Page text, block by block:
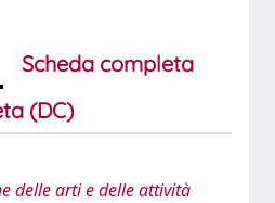
Scheda completa
(DC)
delle arti e delle attività